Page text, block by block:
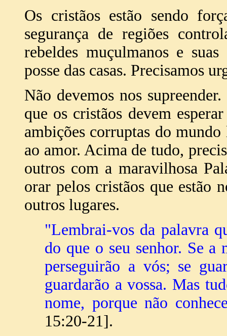
Os cristãos estão sendo
segurança de regiões
rebeldes muçulmanos e
posse das casas. Precisamos
Não devemos nos
que os cristãos devem
ambições corruptas do
ao amor. Acima de tudo,
outros com a maravilhosa
orar pelos cristãos que estão
outros lugares.
"Lembrai-vos da palavra
do que o seu senhor. Se a
perseguirão a vós; se
guardarão a vossa. Mas
nome, porque não
15:20-21].